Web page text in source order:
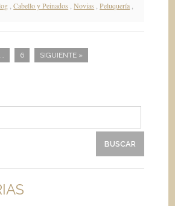
,Cabello y Peinados ,Novias ,Peluquería
… 6 SIGUIENTE »